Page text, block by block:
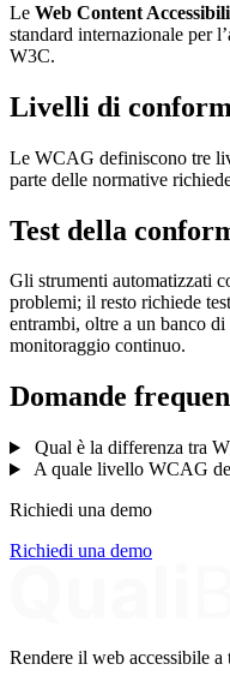
Le Web Content
standard internazionale per
W3C.
Livelli di
Le WCAG definiscono tre
parte delle normative
Test della
Gli strumenti automatizzati
problemi; il resto richiede
entrambi, oltre a un banco
monitoraggio continuo.
Domande
Qual è la differenza tra
A quale livello WCAG
Richiedi una demo
Richiedi una demo
Rendere il web accessibile a